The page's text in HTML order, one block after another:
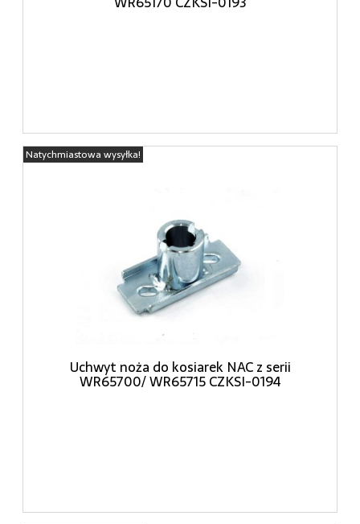
Uchwyt noża do kosiarek NAC z serii
WR65700/ WR65715 CZKSI-0194
Natychmiastowa wysyłka!